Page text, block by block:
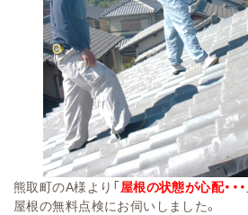
熊取町のA様より「屋根の状態が心配・・・
屋根の無料点検にお伺いしました。